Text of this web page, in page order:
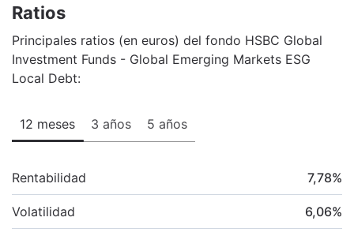
Ratios
Principales ratios (en euros) del fondo HSBC Global
Investment Funds - Global Emerging Markets ESG
Local Debt:
12 meses 3 años 5 años
Rentabilidad 7,78%
Volatilidad 6,06%